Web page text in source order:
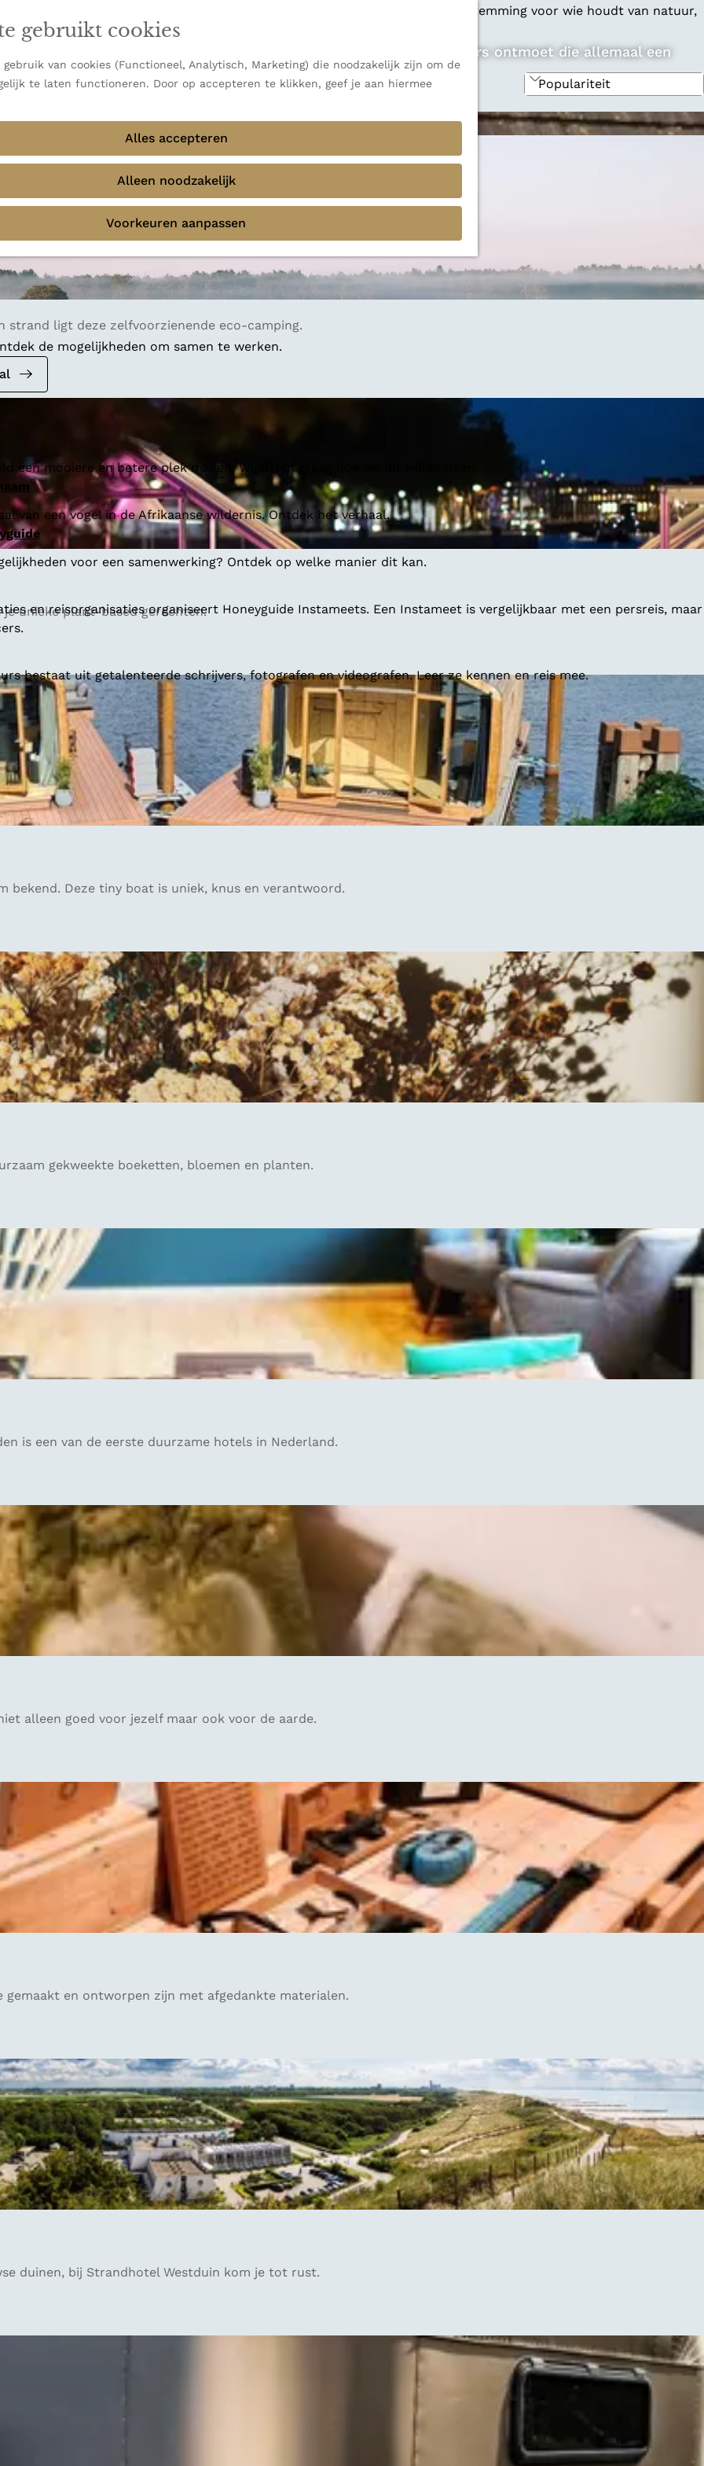
gebruikt cookies
van cookies (Functioneel, Analytisch, Marketing) die noodzakelijk zijn om de
te laten functioneren. Door op accepteren te klikken, geef je aan hiermee
Alles accepteren
Alleen noodzakelijk
Voorkeuren aanpassen
vooral bekend om zijn indrukwekkende Alpen, maar ook een veelzijdige bestemming voor wie houdt van natuur,
uitzichten.
de mogelijkheden om samen te werken.
een mooiere en betere plek maken. Wij delen graag hoe we dit willen doen.
van een vogel in de Afrikaanse wildernis. Ontdek het verhaal.
voor een samenwerking? Ontdek op welke manier dit kan.
en reisorganisaties organiseert Honeyguide Instameets. Een Instameet is vergelijkbaar met een persreis, maar
bestaat uit getalenteerde schrijvers, fotografen en videografen. Leer ze kennen en reis mee.
en over de grens
parels verzameld. Unieke plekken waar je bijzondere ondernemers ontmoet die allemaal een
reis en ga op ontdekkingstocht!
strand ligt deze zelfvoorzienende eco-camping.
unieke plant-based gerechten.
Deze tiny boat is uniek, knus en verantwoord.
gekweekte boeketten, bloemen en planten.
is een van de eerste duurzame hotels in Nederland.
alleen goed voor jezelf maar ook voor de aarde.
en ontworpen zijn met afgedankte materialen.
duinen, bij Strandhotel Westduin kom je tot rust.